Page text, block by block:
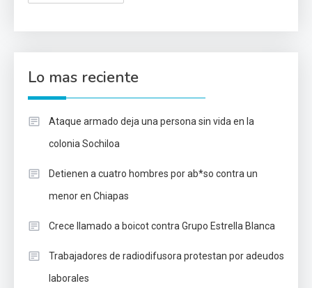
Lo mas reciente
Ataque armado deja una persona sin vida en la
colonia Sochiloa
Detienen a cuatro hombres por ab*so contra un
menor en Chiapas
Crece llamado a boicot contra Grupo Estrella Blanca
Trabajadores de radiodifusora protestan por adeudos
laborales